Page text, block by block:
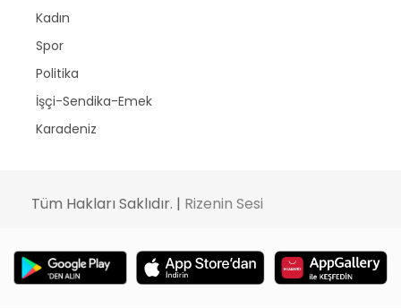
Kadın
Spor
Politika
İşçi-Sendika-Emek
Karadeniz
Tüm Hakları Saklıdır. | Rizenin Sesi